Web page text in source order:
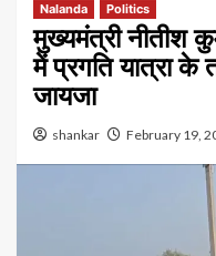
Nalanda Politics
मुख्यमंत्री नीतीश
में प्रगति यात्रा के
जायजा
shankar February 19,